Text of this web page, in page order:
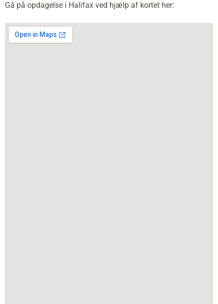
Gå på opdagelse i Halifax ved hjælp af kortet her: